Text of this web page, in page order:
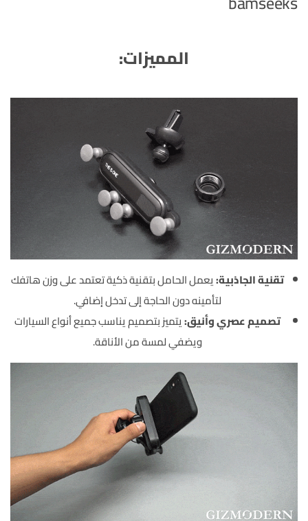
المميزات:
تقنية الجاذبية:يعمل الحامل بتقنية ذكية تعتمد على وزن هاتفك
لتأمينه دون الحاجة إلى تدخل إضافي.
تصميم عصري وأنيق:يتميز بتصميم يناسب جميع أنواع السيارات
ويضفي لمسة من الأناقة.